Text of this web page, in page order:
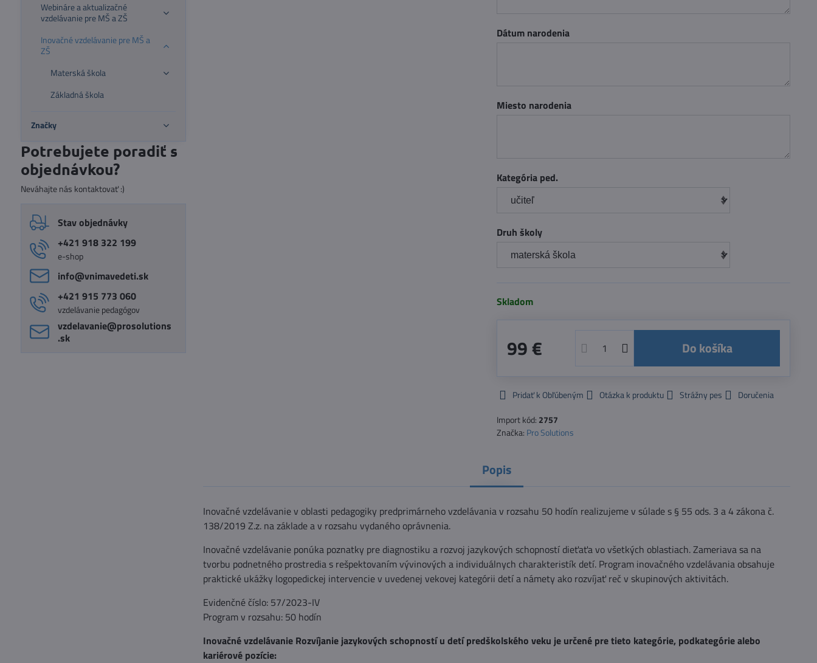
Dátum narodenia
Miesto narodenia
Kategória ped.
Druh školy
Skladom
99 € Do košíka
Pridať k Obľúbeným Otázka k produktu Strážny pes
Doručenia
Import kód: 2757
Značka: Pro Solutions
Popis
Inovačné vzdelávanie v oblasti pedagogiky predprimárneho vzdelávania v rozsahu 50 hodín realizujeme v súlade s § 55 ods. 3 a 4 zákona č.
138/2019 Z.z. na základe a v rozsahu vydaného oprávnenia.
Inovačné vzdelávanie ponúka poznatky pre diagnostiku a rozvoj jazykových schopností dieťaťa vo všetkých oblastiach. Zameriava sa na
tvorbu podnetného prostredia s rešpektovaním vývinových a individuálnych charakteristík detí. Program inovačného vzdelávania obsahuje
praktické ukážky logopedickej intervencie v uvedenej vekovej kategórii detí a námety ako rozvíjať reč v skupinových aktivitách.
Evidenčné číslo: 57/2023-IV
Program v rozsahu: 50 hodín
Inovačné vzdelávanie Rozvíjanie jazykových schopností u detí predškolského veku je určené pre tieto kategórie, podkategórie alebo
kariérové pozície:
Webináre a aktualizačné
vzdelávanie pre MŠ a ZŠ
Inovačné vzdelávanie pre MŠ a
ZŠ
Materská škola
Základná škola
Značky
Potrebujete poradiť s
objednávkou?
Neváhajte nás kontaktovať :)
Stav objednávky
+421 918 322 199
e-shop
info​@vnimavedeti​.sk
+421 915 773 060
vzdelávanie pedagógov
vzdelavanie​@prosolutions​
.sk